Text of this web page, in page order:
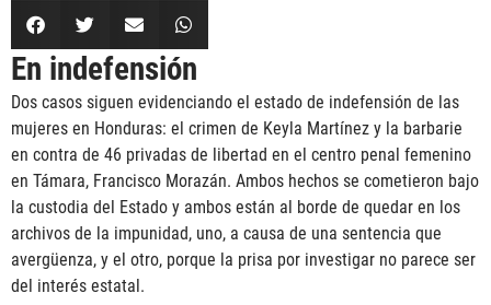
En indefensión
Dos casos siguen evidenciando el estado de indefensión de las
mujeres en Honduras: el crimen de Keyla Martínez y la barbarie
en contra de 46 privadas de libertad en el centro penal femenino
en Támara, Francisco Morazán. Ambos hechos se cometieron bajo
la custodia del Estado y ambos están al borde de quedar en los
archivos de la impunidad, uno, a causa de una sentencia que
avergüenza, y el otro, porque la prisa por investigar no parece ser
del interés estatal.